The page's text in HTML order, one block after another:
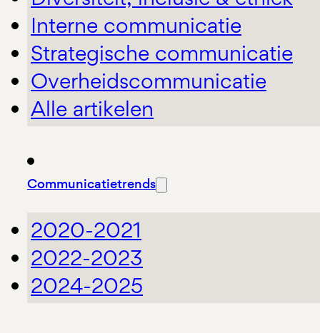
Interne communicatie
Strategische communicatie
Overheidscommunicatie
Alle artikelen
Communicatietrends
2020-2021
2022-2023
2024-2025